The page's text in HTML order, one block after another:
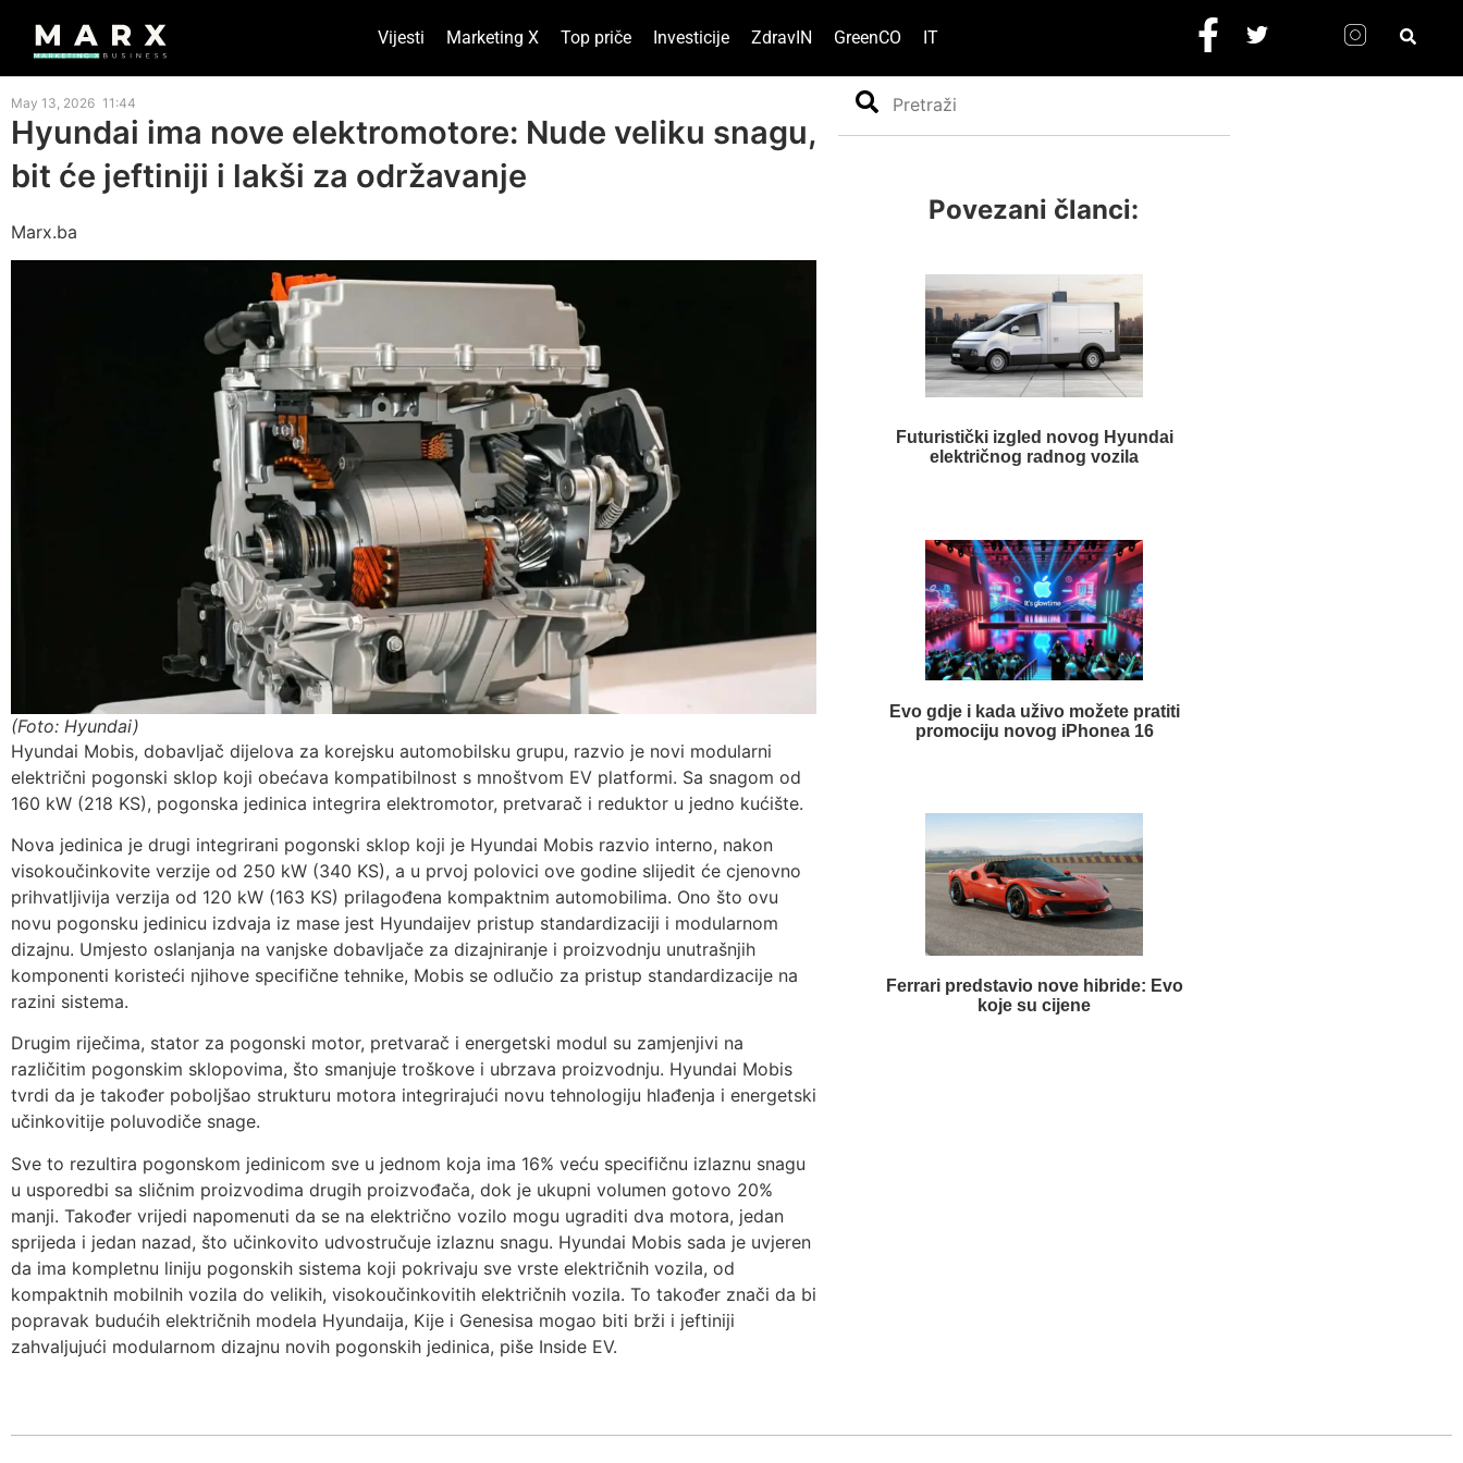
Vijesti Marketing X Top priče Investicije ZdravIN GreenCO IT
May 13, 2026 11:44
Hyundai ima nove elektromotore: Nude veliku snagu,
bit će jeftiniji i lakši za održavanje
Marx.ba
(Foto: Hyundai)
Hyundai Mobis, dobavljač dijelova za korejsku automobilsku grupu, razvio je novi modularni
električni pogonski sklop koji obećava kompatibilnost s mnoštvom EV platformi. Sa snagom od
160 kW (218 KS), pogonska jedinica integrira elektromotor, pretvarač i reduktor u jedno kućište.
Nova jedinica je drugi integrirani pogonski sklop koji je Hyundai Mobis razvio interno, nakon
visokoučinkovite verzije od 250 kW (340 KS), a u prvoj polovici ove godine slijedit će cjenovno
prihvatljivija verzija od 120 kW (163 KS) prilagođena kompaktnim automobilima. Ono što ovu
novu pogonsku jedinicu izdvaja iz mase jest Hyundaijev pristup standardizaciji i modularnom
dizajnu. Umjesto oslanjanja na vanjske dobavljače za dizajniranje i proizvodnju unutrašnjih
komponenti koristeći njihove specifične tehnike, Mobis se odlučio za pristup standardizacije na
razini sistema.
Drugim riječima, stator za pogonski motor, pretvarač i energetski modul su zamjenjivi na
različitim pogonskim sklopovima, što smanjuje troškove i ubrzava proizvodnju. Hyundai Mobis
tvrdi da je također poboljšao strukturu motora integrirajući novu tehnologiju hlađenja i energetski
učinkovitije poluvodiče snage.
Sve to rezultira pogonskom jedinicom sve u jednom koja ima 16% veću specifičnu izlaznu snagu
u usporedbi sa sličnim proizvodima drugih proizvođača, dok je ukupni volumen gotovo 20%
manji. Također vrijedi napomenuti da se na električno vozilo mogu ugraditi dva motora, jedan
sprijeda i jedan nazad, što učinkovito udvostručuje izlaznu snagu. Hyundai Mobis sada je uvjeren
da ima kompletnu liniju pogonskih sistema koji pokrivaju sve vrste električnih vozila, od
kompaktnih mobilnih vozila do velikih, visokoučinkovitih električnih vozila. To također znači da bi
popravak budućih električnih modela Hyundaija, Kije i Genesisa mogao biti brži i jeftiniji
zahvaljujući modularnom dizajnu novih pogonskih jedinica, piše Inside EV.
Search
Povezani članci:
Futuristički izgled novog Hyundai
električnog radnog vozila
Evo gdje i kada uživo možete pratiti
promociju novog iPhonea 16
Ferrari predstavio nove hibride: Evo
koje su cijene